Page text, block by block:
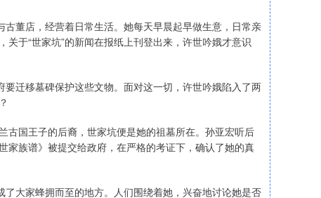
董店，经营着日常生活。她每天早晨起早做生意，日常亲
于“世家坑”的新闻在报纸上刊登出来，许世吟娥才意识
迁移墓碑保护这些文物。面对这一切，许世吟娥陷入了两
古国王子的后裔，世家坑便是她的祖墓所在。孙亚宏听后
家族谱》被提交给政府，在严格的考证下，确认了她的真
大家蜂拥而至的地方。人们围绕着她，兴奋地讨论她是否